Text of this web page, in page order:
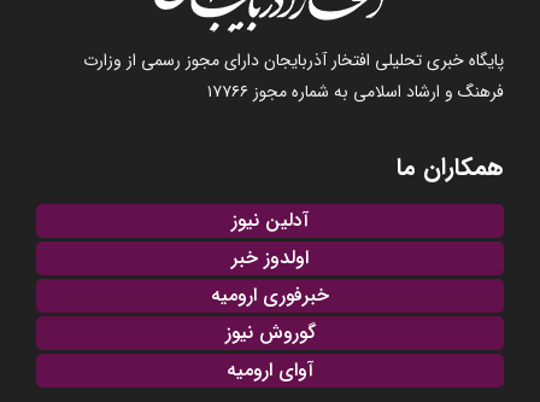
پایگاه خبری تحلیلی افتخار آذربایجان دارای مجوز رسمی از وزارت
فرهنگ و ارشاد اسلامی به شماره مجوز ۱۷۷۶۶
همکاران ما
آدلین نیوز
اولدوز خبر
خبرفوری ارومیه
گوروش نیوز
آوای ارومیه